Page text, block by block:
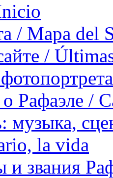
/ Mapa del
/
Рафаэле /
музыка,
la vida
и звания